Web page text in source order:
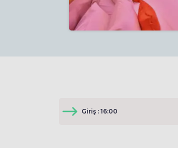
Giriş : 16:00